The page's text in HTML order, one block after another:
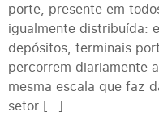
porte, presente em
igualmente distribuída:
depósitos, terminais
percorrem diariamente
mesma escala que faz
setor […]